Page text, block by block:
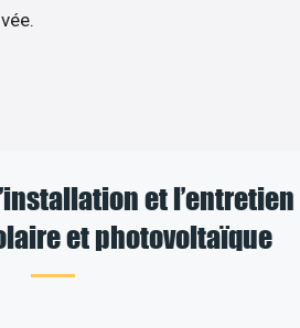
et l’entretien
et photovoltaïque